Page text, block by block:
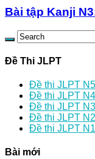
Bài tập Kanji
Đề Thi JLPT
Đề thi JLPT N5
Đề thi JLPT N4
Đề thi JLPT N3
Đề thi JLPT N2
Đề thi JLPT N1
Bài mới